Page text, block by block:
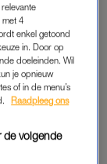
zielig voor
de dokter
(met
komt goed.
je instinct
met 4
enkel getoond
in. Door op
doeleinden. Wil
je opnieuw
of in de menu’s
Raadpleeg ons
de volgende